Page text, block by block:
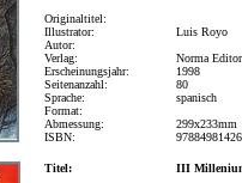
Originaltitel:
Illustrator:
Autor:
Verlag:
Erscheinungsjahr:
Seitenanzahl:
Sprache:
Format:
Abmessung:
ISBN:
Luis Royo
Norma
1998
80
spanisch
299x233mm
Titel: III